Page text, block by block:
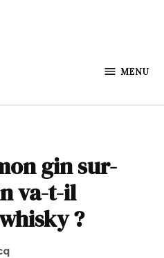
MENU
gin sur-
va-t-il
?